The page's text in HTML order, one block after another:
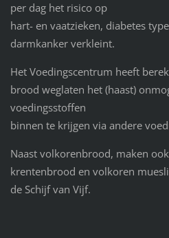
per dag het risico op
hart- en vaatzieken, diabetes
darmkanker verkleint.
Het Voedingscentrum heeft
brood weglaten het (haast)
voedingsstoffen
binnen te krijgen via andere
Naast volkorenbrood, maken
krentenbrood en volkoren
de Schijf van Vijf.